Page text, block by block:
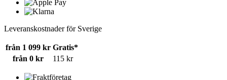
Leveranskostnader för Sverige
från 1 099 kr Gratis*
från 0 kr
115 kr